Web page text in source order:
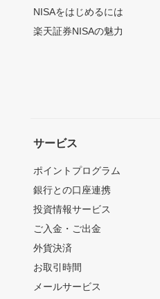
NISAをはじめるには
楽天証券NISAの魅力
サービス
ポイントプログラム
銀行との口座連携
投資情報サービス
ご入金・ご出金
外貨決済
お取引時間
メールサービス